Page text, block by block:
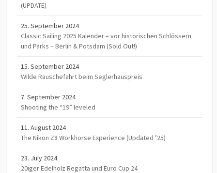
(UPDATE)
25. September 2024
Classic Sailing 2025 Kalender – vor historischen Schlössern
und Parks – Berlin & Potsdam (Sold Out!)
15. September 2024
Wilde Rauschefahrt beim Seglerhauspreis
7. September 2024
Shooting the “19” leveled
11. August 2024
The Nikon Z8 Workhorse Experience (Updated ’25)
23. July 2024
20iger Edelholz Regatta und Euro Cup 24